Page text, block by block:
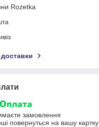
Rozetka
замовлення
повернуться на вашу картку